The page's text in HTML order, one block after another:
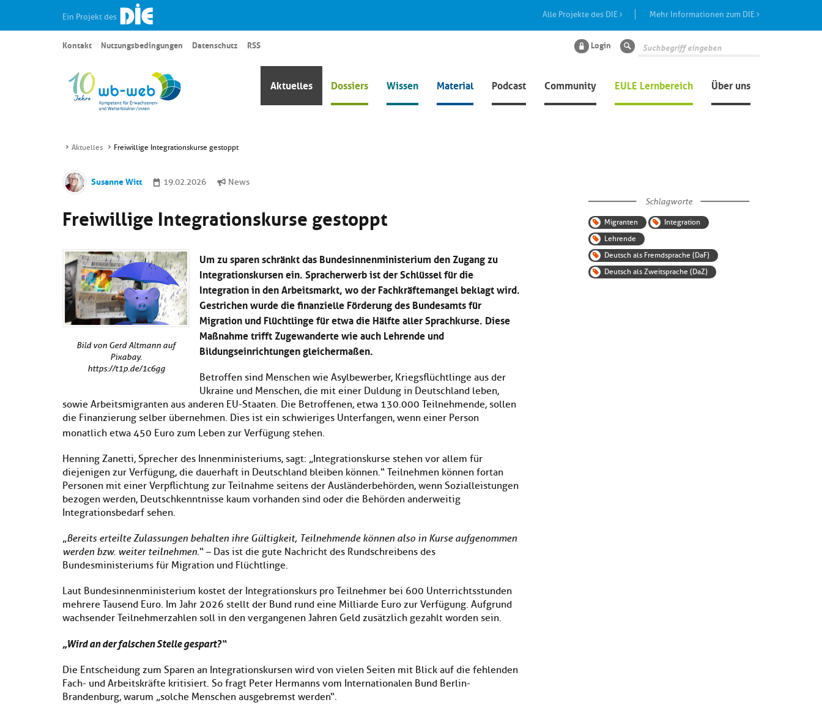
Ein Projekt des Alle Projekte des DIE Mehr Informationen zum DIE
Aktuelles Dossiers Wissen Material Podcast Community EULE Lernbereich Über uns
Kontakt Nutzungsbedingungen Datenschutz RSS Login Suche
Aktuelles Freiwillige Integrationskurse gestoppt
Susanne Witt 19.02.2026 News
Freiwillige Integrationskurse gestoppt
Bild von Gerd Altmann auf
Pixabay.
https://t1p.de/1c6gg
Um zu sparen schränkt das Bundesinnenministerium den Zugang zu
Integrationskursen ein. Spracherwerb ist der Schlüssel für die
Integration in den Arbeitsmarkt, wo der Fachkräftemangel beklagt wird.
Gestrichen wurde die finanzielle Förderung des Bundesamts für
Migration und Flüchtlinge für etwa die Hälfte aller Sprachkurse. Diese
Maßnahme trifft Zugewanderte wie auch Lehrende und
Bildungseinrichtungen gleichermaßen.
Betroffen sind Menschen wie Asylbewerber, Kriegsflüchtlinge aus der
Ukraine und Menschen, die mit einer Duldung in Deutschland leben,
sowie Arbeitsmigranten aus anderen EU-Staaten. Die Betroffenen, etwa 130.000 Teilnehmende, sollen
die Finanzierung selber übernehmen. Dies ist ein schwieriges Unterfangen, wenn einer Person
monatlich etwa 450 Euro zum Leben zur Verfügung stehen.
Henning Zanetti, Sprecher des Innenministeriums, sagt: „Integrationskurse stehen vor allem für
diejenigen zur Verfügung, die dauerhaft in Deutschland bleiben können.“ Teilnehmen können fortan
Personen mit einer Verpflichtung zur Teilnahme seitens der Ausländerbehörden, wenn Sozialleistungen
bezogen werden, Deutschkenntnisse kaum vorhanden sind oder die Behörden anderweitig
Integrationsbedarf sehen.
„Bereits erteilte Zulassungen behalten ihre Gültigkeit, Teilnehmende können also in Kurse aufgenommen
werden bzw. weiter teilnehmen.“ – Das ist die gute Nachricht des Rundschreibens des
Bundesministeriums für Migration und Flüchtlinge.
Laut Bundesinnenministerium kostet der Integrationskurs pro Teilnehmer bei 600 Unterrichtsstunden
mehrere Tausend Euro. Im Jahr 2026 stellt der Bund rund eine Milliarde Euro zur Verfügung. Aufgrund
wachsender Teilnehmerzahlen soll in den vergangenen Jahren Geld zusätzlich gezahlt worden sein.
„Wird an der falschen Stelle gespart?“
Die Entscheidung zum Sparen an Integrationskursen wird von vielen Seiten mit Blick auf die fehlenden
Fach- und Arbeitskräfte kritisiert. So fragt Peter Hermanns vom Internationalen Bund Berlin-
Brandenburg, warum „solche Menschen ausgebremst werden“.
Schlagworte
Migranten
Integration
Lehrende
Deutsch als Fremdsprache (DaF)
Deutsch als Zweitsprache (DaZ)